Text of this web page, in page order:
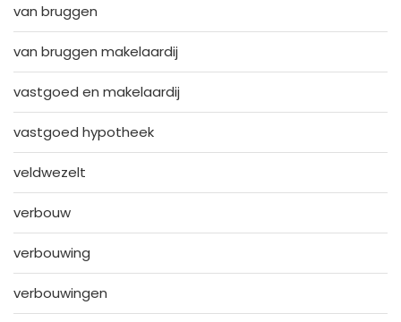
van bruggen
van bruggen makelaardij
vastgoed en makelaardij
vastgoed hypotheek
veldwezelt
verbouw
verbouwing
verbouwingen